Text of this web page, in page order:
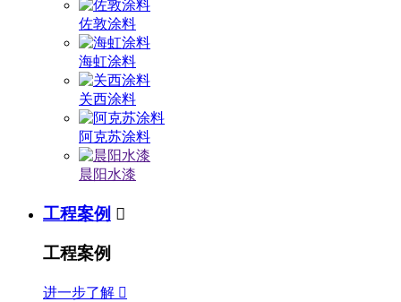
佐敦涂料
海虹涂料
关西涂料
阿克苏涂料
晨阳水漆
工程案例 
工程案例
进一步了解 